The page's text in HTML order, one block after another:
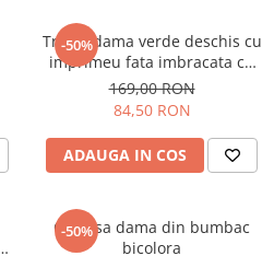
-50%
Tricou dama verde deschis cu
imprimeu fata imbracata cu
alb si inghetata in mana
169,00 RON
84,50 RON
ADAUGA IN COS
-50%
Camasa dama din bumbac
bicolora